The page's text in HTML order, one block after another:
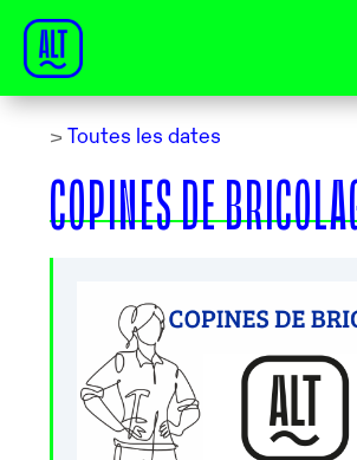
> Toutes les dates
COPINES DE